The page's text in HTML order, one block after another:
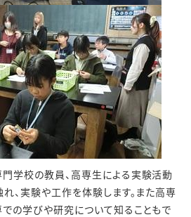
学校の教員、高専生による実験活動
、実験や工作を体験します。また高専
の学びや研究について知ることもで